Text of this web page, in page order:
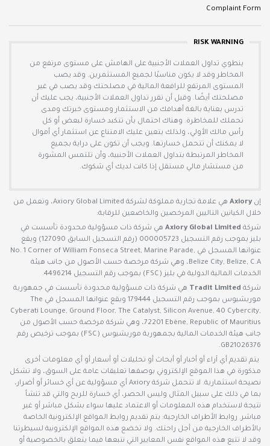
Complaint Form
RISK WARNING
ينطوي تداول العملات الأجنبية على الهامش على مستوى مرتفع من
المخاطر وقد لا يكون مناسبًا لجميع المستثمرين. وقد يصب
المستوى المرتفع للرافعة المالية في مصلحتك وقد يصب في غير
مصلحتك أيضًا. وقبل أن تقرر تداول العملات الأجنبية، يجب عليك أن
تدرس بعناية بالغة أهدافك من الاستثمار ومستوى خبرتك ومدى
تحملك للمخاطرة. وهناك احتمال بأن تتكبد خسارة لبعض أو كل
رأس مالك الأولي، ولذلك يتعين عليك الامتناع عن استثمار أي أموال
لا يمكنك أن تتحمل خسارتها. ويجب أن تكون على دراية بجميع
المخاطر المرتبطة بتداول العملات الأجنبية، وأن تلتمس المشورة
من مستشار مالي مستقل إذا كانت لديك أي شكوك.
إن Axiory
هي علامة تجارية مملوكة لشركة Axiory Global Limited، وتعمل من
خلال الكيانين التاليين المرخصين والخاضعين للرقابة:
شركة Axiory Global Limited هي شركة ذات مسؤولية محدودة تأسست في
بليز بموجب رقم التسجيل 000005723 (رقم التسجيل السابق 127090) ويقع
عنوانها المسجل في No. 1 Corner of William Fonseca Street, Marine Parade,
Belize City, Belize, C.A، وهي شركة مرخصة حسب الأصول من جانب هيئة
الخدمات المالية الدولية في بليز (FSC) بموجب رقم التسجيل 4496214.
شركة Tradit Limited هي شركة ذات مسؤولية محدودة تأسست في جمهورية
موريشيوس بموجب رقم التسجيل 179444 ويقع عنوانها المسجل في The
Cyberati Lounge, Ground Floor, The Catalyst, Silicon Avenue, 40 Cybercity,
72201 Ebène, Republic of Mauritius، وهي شركة مرخصة حسب الأصول من
جانب هيئة الخدمات المالية بجمهورية موريشيوس (FSC) بموجب ترخيص رقم
GB21026376.
يتم تقديم أي آراء أو أخبار أو أبحاث أو تحليلات أو أسعار أو أي معلومات أخرى
مذكورة في هذا الموقع الإلكتروني بوصفها تعليقات عامة على السوق، ولا تشكل
نصيحة استثمارية. لا تتحمل شركة Axiory أي مسؤولية عن أي خسائر أو أضرار،
بما في ذلك على سبيل المثال وليس الحصر، أي خسارة للربح والتي قد تنشأ
نتيجة لاستخدام هذه المعلومات أو الاعتماد عليها سواء بشكل مباشر أو غير
مباشر. روابط الأطراف الخارجية: يتم تقديم روابط المواقع الإلكترونية الخاصة
بالأطراف الخارجية من أجل راحتك. ولا تخضع هذه المواقع الإلكترونية لسيطرتنا
وقد لا تتبع هذه المواقع نفس المعايير التي نتبعها فيما يتعلق بالخصوصية أو